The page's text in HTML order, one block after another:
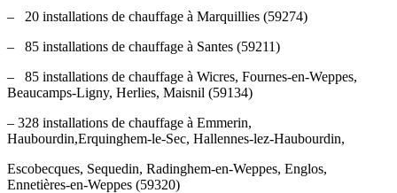
– 20 installations de chauffage à Marquillies (59274)
– 85 installations de chauffage à Santes (59211)
– 85 installations de chauffage à Wicres, Fournes-en-Weppes,
Beaucamps-Ligny, Herlies, Maisnil (59134)
– 328 installations de chauffage à Emmerin,
Haubourdin,Erquinghem-le-Sec, Hallennes-lez-Haubourdin,
Escobecques, Sequedin, Radinghem-en-Weppes, Englos,
Ennetières-en-Weppes (59320)